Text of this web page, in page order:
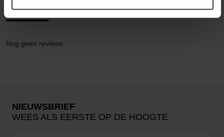
Reviews (0)Vragen en antwoorden (0)
Nog geen reviews
NIEUWSBRIEF
WEES ALS EERSTE OP DE HOOGTE